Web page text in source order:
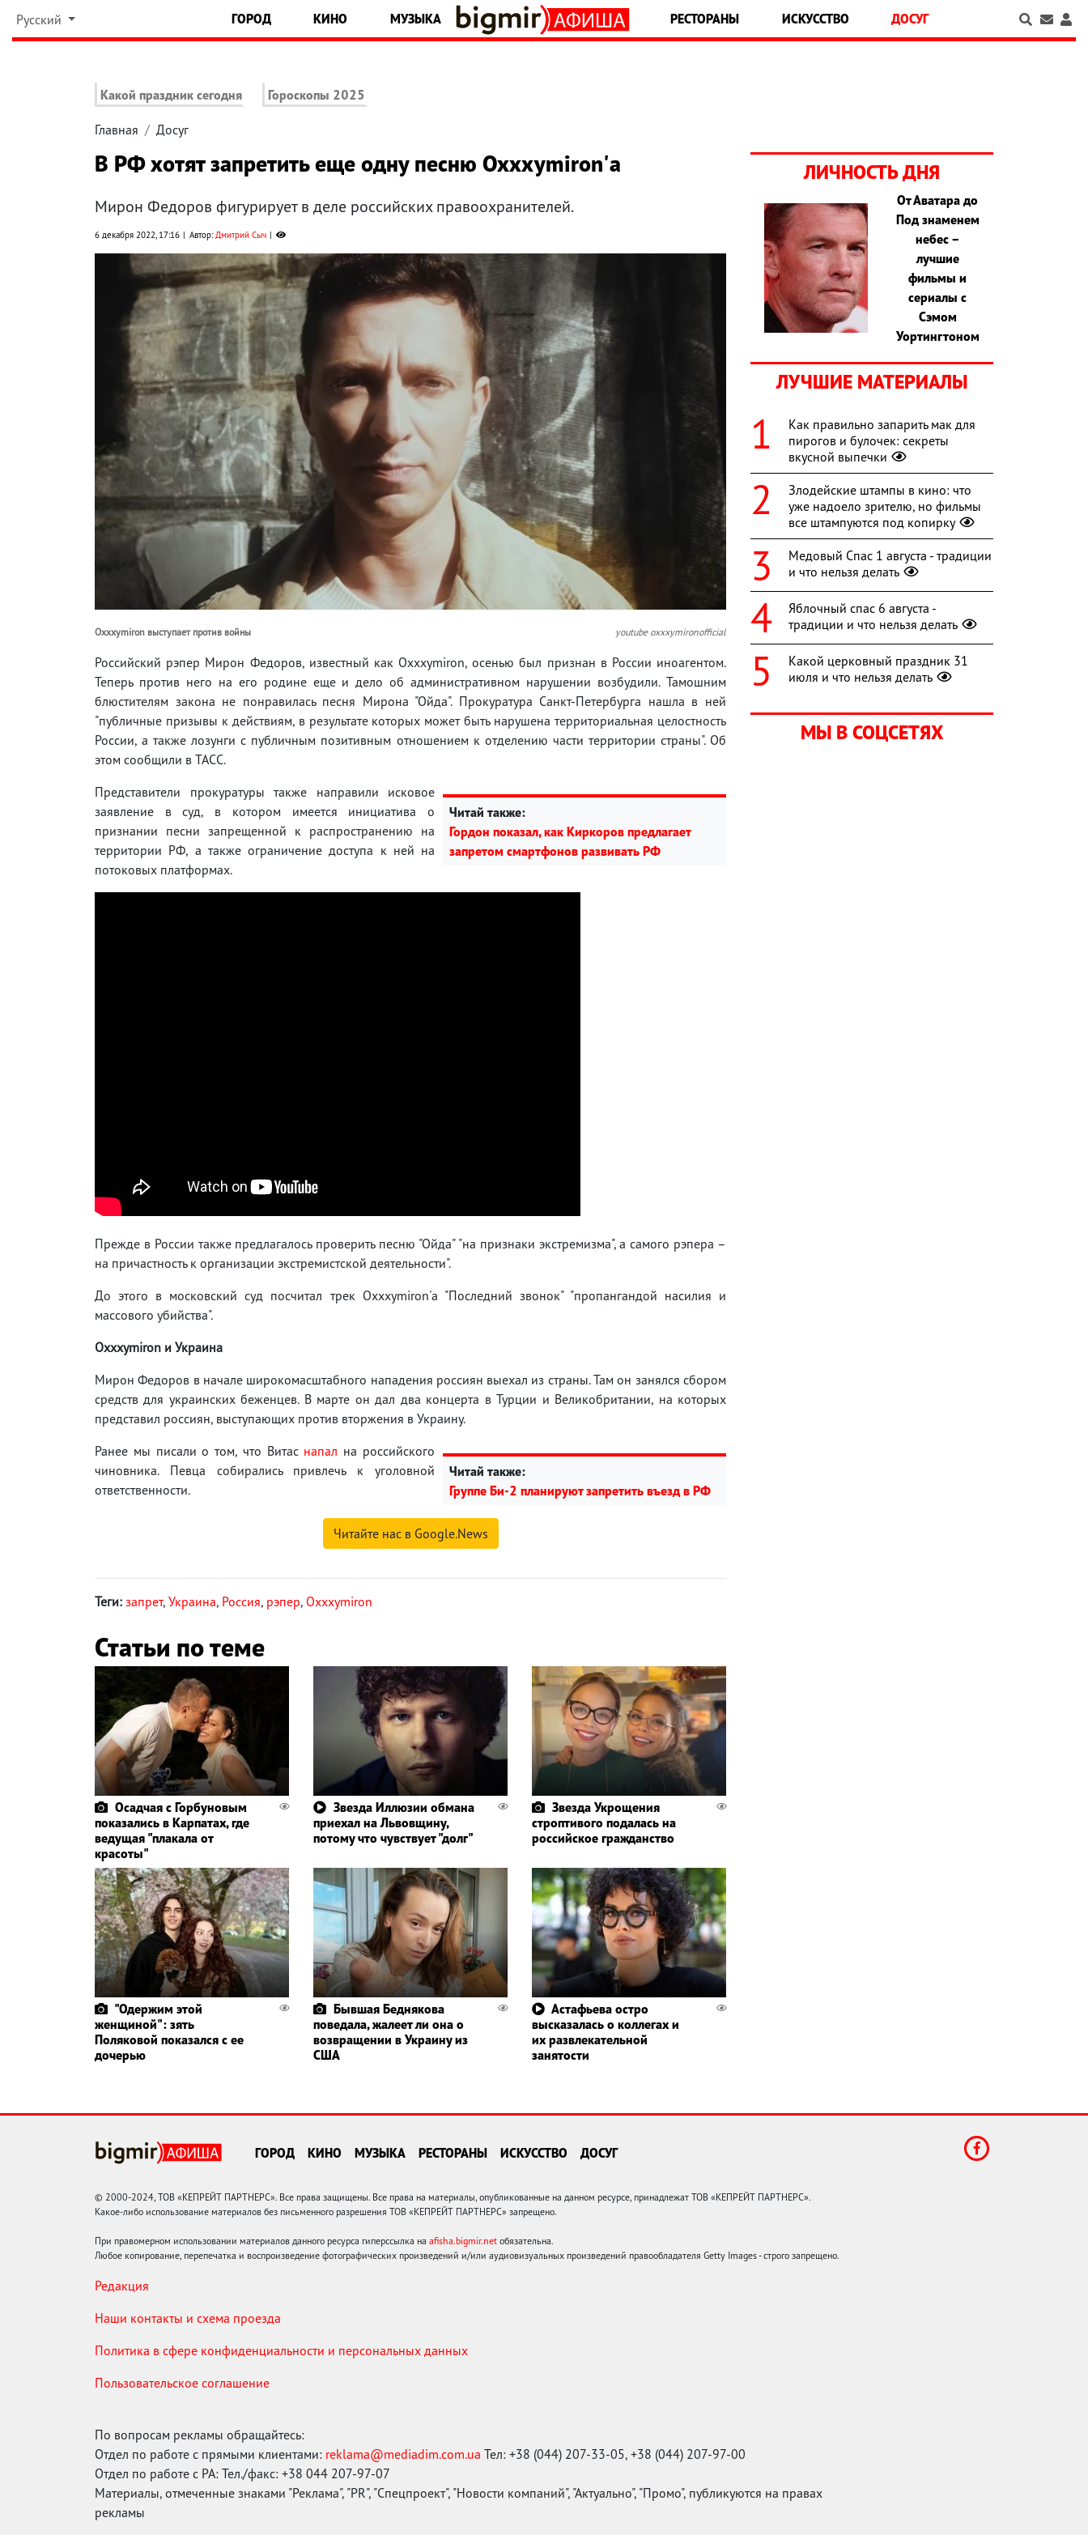
Русский ГОРОД КИНО МУЗЫКА РЕСТОРАНЫ ИСКУССТВО ДОСУГ
Какой праздник сегодня Гороскопы 2025
Главная Досуг
В РФ хотят запретить еще одну песню Oxxxymiron'а
Мирон Федоров фигурирует в деле российских правоохранителей.
6 декабря 2022, 17:16 Автор:Дмитрий Сыч
Oxxxymiron выступает против войны youtube oxxxymironofficial
Российский рэпер Мирон Федоров, известный как Oxxxymiron, осенью был признан в России иноагентом.
Теперь против него на его родине еще и дело об административном нарушении возбудили. Тамошним
блюстителям закона не понравилась песня Мирона "Ойда". Прокуратура Санкт-Петербурга нашла в ней
"публичные призывы к действиям, в результате которых может быть нарушена территориальная целостность
России, а также лозунги с публичным позитивным отношением к отделению части территории страны". Об
этом сообщили в ТАСС.
Читай также:
Гордон показал, как Киркоров предлагает
запретом смартфонов развивать РФ
Представители прокуратуры также направили исковое
заявление в суд, в котором имеется инициатива о
признании песни запрещенной к распространению на
территории РФ, а также ограничение доступа к ней на
потоковых платформах.
Прежде в России также предлагалось проверить песню "Ойда" "на признаки экстремизма", а самого рэпера –
на причастность к организации экстремистской деятельности".
До этого в московский суд посчитал трек Oxxxymiron'а "Последний звонок" "пропангандой насилия и
массового убийства".
Oxxxymiron и Украина
Мирон Федоров в начале широкомасштабного нападения россиян выехал из страны. Там он занялся сбором
средств для украинских беженцев. В марте он дал два концерта в Турции и Великобритании, на которых
представил россиян, выступающих против вторжения в Украину.
Читай также:
Группе Би-2 планируют запретить въезд в РФ
Ранее мы писали о том, что Витас напал на российского
чиновника. Певца собирались привлечь к уголовной
ответственности.
Читайте нас в Google.News
Теги: запрет, Украина, Россия, рэпер, Oxxxymiron
Статьи по теме
Осадчая с Горбуновым
показались в Карпатах, где
ведущая "плакала от
красоты"
Звезда Иллюзии обмана
приехал на Львовщину,
потому что чувствует "долг"
Звезда Укрощения
строптивого подалась на
российское гражданство
"Одержим этой
женщиной": зять
Поляковой показался с ее
дочерью
Бывшая Беднякова
поведала, жалеет ли она о
возвращении в Украину из
США
Астафьева остро
высказалась о коллегах и
их развлекательной
занятости
ЛИЧНОСТЬ ДНЯ
От Аватара до
Под знаменем
небес –
лучшие
фильмы и
сериалы с
Сэмом
Уортингтоном
ЛУЧШИЕ МАТЕРИАЛЫ
Как правильно запарить мак для
пирогов и булочек: секреты
вкусной выпечки
Злодейские штампы в кино: что
уже надоело зрителю, но фильмы
все штампуются под копирку
Медовый Спас 1 августа - традиции
и что нельзя делать
Яблочный спас 6 августа -
традиции и что нельзя делать
Какой церковный праздник 31
июля и что нельзя делать
МЫ В СОЦСЕТЯХ
ГОРОД КИНО МУЗЫКА РЕСТОРАНЫ ИСКУССТВО ДОСУГ
© 2000-2024, ТОВ «КЕПРЕЙТ ПАРТНЕРС». Все права защищены. Все права на материалы, опубликованные на данном ресурсе, принадлежат ТОВ «КЕПРЕЙТ ПАРТНЕРС».
Какое-либо использование материалов без письменного разрешения ТОВ «КЕПРЕЙТ ПАРТНЕРС» запрещено.
При правомерном использовании материалов данного ресурса гиперссылка на afisha.bigmir.net обязательна.
Любое копирование, перепечатка и воспроизведение фотографических произведений и/или аудиовизуальных произведений правообладателя Getty Images - строго запрещено.
Редакция
Наши контакты и схема проезда
Политика в сфере конфиденциальности и персональных данных
Пользовательское соглашение
По вопросам рекламы обращайтесь:
Отдел по работе с прямыми клиентами: reklama@mediadim.com.ua Тел: +38 (044) 207-33-05, +38 (044) 207-97-00
Отдел по работе с РА: Тел./факс: +38 044 207-97-07
Материалы, отмеченные знаками "Реклама", "PR", "Спецпроект", "Новости компаний", "Актуально", "Промо", публикуются на правах
рекламы